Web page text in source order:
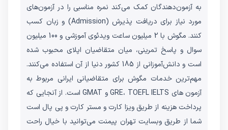
به آزمون‌دهندگان کمک می‌کند نمره مناسبی را در آزمون‌های
مورد نیاز برای دریافت پذیرش (Admission) و زبان کسب
کنند. مگوش با 2 میلیون ساعت ویدئوی آموزشی و 100 میلیون
سوال و پاسخ تمرینی، میان متقاضیان اپلای محبوب شده
است و دانش‌آموزانی از 185 کشور دنیا از آن استفاده می‌کنند.
مهم‌ترین خدمات مگوش برای متقاضیانی ایرانی مربوط به
آزمون های GRE، TOEFL IELTS و GMAT است. از آنجایی که
پرداخت هزینه از طریق ویزا کارت و مستر کارت و پی پال است
شما از طریق وبسایت تهران پیمنت می‌توانید با خیال راحت